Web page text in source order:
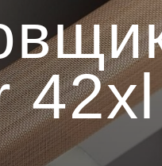
42xl